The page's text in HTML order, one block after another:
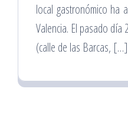
local gastronómico ha
Valencia. El pasado día
(calle de las Barcas, […]